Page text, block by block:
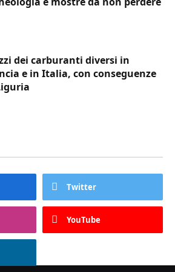
dei carburanti diversi in
e in Italia, con conseguenze
Twitter
YouTube